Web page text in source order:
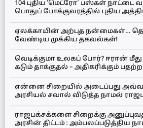
104 புதிய ‘மெட்ரோ’ பஸ்கள்
பொதுப் போக்குவரத்தில் புதிய
ஏலக்காயின் அற்புத நன்மைகள்…
வேண்டிய முக்கிய தகவல்கள்!
வெடிக்குமா உலகப் போர்? ஈரான்
கடும் தாக்குதல் – அதிகரிக்கும்
என்னை சிறையில் அடைப்பது
அரசியல் சவால் விடுத்த நாமல்
ராஜபக்சக்களை சிறைக்கு
அரசின் திட்டம் : அம்பலப்படுத்திய